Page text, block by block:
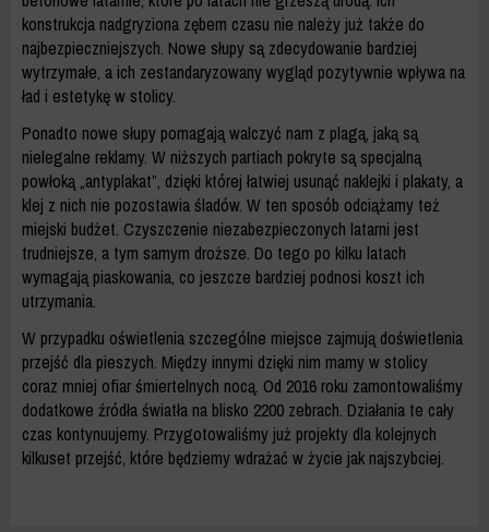
konstrukcja nadgryziona zębem czasu nie należy już także do
najbezpieczniejszych. Nowe słupy są zdecydowanie bardziej
wytrzymałe, a ich zestandaryzowany wygląd pozytywnie wpływa na
ład i estetykę w stolicy.
Ponadto nowe słupy pomagają walczyć nam z plagą, jaką są
nielegalne reklamy. W niższych partiach pokryte są specjalną
powłoką „antyplakat”, dzięki której łatwiej usunąć naklejki i plakaty, a
klej z nich nie pozostawia śladów. W ten sposób odciążamy też
miejski budżet. Czyszczenie niezabezpieczonych latarni jest
trudniejsze, a tym samym droższe. Do tego po kilku latach
wymagają piaskowania, co jeszcze bardziej podnosi koszt ich
utrzymania.
W przypadku oświetlenia szczególne miejsce zajmują doświetlenia
przejść dla pieszych. Między innymi dzięki nim mamy w stolicy
coraz mniej ofiar śmiertelnych nocą. Od 2016 roku zamontowaliśmy
dodatkowe źródła światła na blisko 2200 zebrach. Działania te cały
czas kontynuujemy. Przygotowaliśmy już projekty dla kolejnych
kilkuset przejść, które będziemy wdrażać w życie jak najszybciej.